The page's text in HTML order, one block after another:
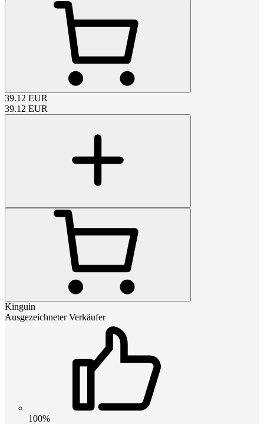
39.12 EUR
39.12 EUR
Kinguin
Ausgezeichneter Verkäufer
100%